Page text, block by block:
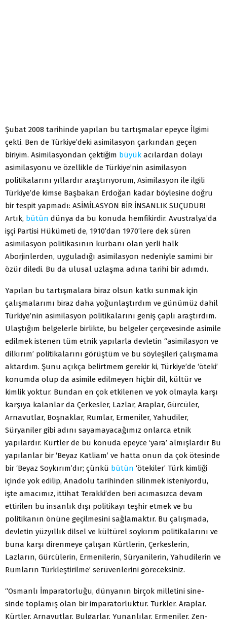
Şubat 2008 tarihinde yapılan bu tartışmalar epeyce İlgimi
çekti. Ben de Türkiye’deki asimilasyon çarkından geçen
biriyim. Asimilasyondan çektiğim büyük acılardan dolayı
asimilasyonu ve özellikle de Türkiye’nin asimilasyon
politikalarını yıllardır araştırıyorum, Asimilasyon ile ilgili
Türkiye’de kimse Başbakan Erdoğan kadar böylesine doğru
bir tespit yapmadı: ASİMİLASYON BİR İNSANLIK SUÇUDUR!
Artık, bütün dünya da bu konuda hemfikirdir. Avustralya’da
işçi Partisi Hükümeti de, 1910’dan 1970’lere dek süren
asimilasyon politikasının kurbanı olan yerli halk
Aborjinlerden, uyguladığı asimilasyon nedeniyle samimi bir
özür diledi. Bu da ulusal uzlaşma adına tarihi bir adımdı.
Yapılan bu tartışmalara biraz olsun katkı sunmak için
çalışmalarımı biraz daha yoğunlaştırdım ve günümüz dahil
Türkiye’nin asimilasyon politikalarını geniş çaplı araştırdım.
Ulaştığım belgelerle birlikte, bu belgeler çerçevesinde asimile
edilmek istenen tüm etnik yapılarla devletin “asimilasyon ve
dilkırım’ politikalarını görüştüm ve bu söyleşileri çalışmama
aktardım. Şunu açıkça belirtmem gerekir ki, Türkiye’de ‘öteki’
konumda olup da asimile edilmeyen hiçbir dil, kültür ve
kimlik yoktur. Bundan en çok etkilenen ve yok olmayla karşı
karşıya kalanlar da Çerkesler, Lazlar, Araplar, Gürcüler,
Arnavutlar, Boşnaklar, Rumlar, Ermeniler, Yahudiler,
Süryaniler gibi adını sayamayacağımız onlarca etnik
yapılardır. Kürtler de bu konuda epeyce ‘yara’ almışlardır Bu
yapılanlar bir ‘Beyaz Katliam’ ve hatta onun da çok ötesinde
bir ‘Beyaz Soykırım’dır; çünkü bütün ‘ötekiler’ Türk kimliği
içinde yok edilip, Anadolu tarihinden silinmek isteniyordu,
işte amacımız, ittihat Terakki’den beri acımasızca devam
ettirilen bu insanlık dışı politikayı teşhir etmek ve bu
politikanın önüne geçilmesini sağlamaktır. Bu çalışmada,
devletin yüzyıllık dilsel ve kültürel soykırım politikalarını ve
buna karşı direnmeye çalışan Kürtlerin, Çerkeslerin,
Lazların, Gürcülerin, Ermenilerin, Süryanilerin, Yahudilerin ve
Rumların Türkleştirilme’ serüvenlerini göreceksiniz.
“Osmanlı İmparatorluğu, dünyanın birçok milletini sine-
sinde toplamış olan bir imparatorluktur. Türkler. Araplar.
Kürtler. Arnavutlar, Bulgarlar. Yunanlılar, Ermeniler. Zen-